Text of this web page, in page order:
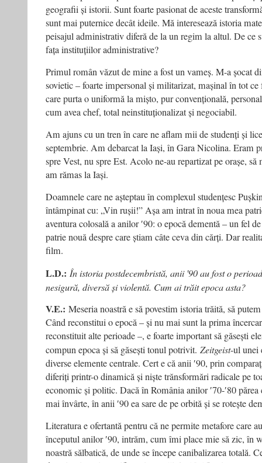
geografii și istorii. Sunt foarte pasionat de aceste
sunt mai puternice decât ideile. Mă interesează istoria
peisajul administrativ diferă de la un regim la altul. De ce
fața instituțiilor administrative?
Primul român văzut de mine a fost un vameș. M-a șocat
sovietic – foarte impersonal și militarizat, mașinal în tot
care purta o uniformă la mișto, pur convențională,
cum avea chef, total neinstituționalizat și negociabil.
Am ajuns cu un tren în care ne aflam mii de studenți și
septembrie. Am debarcat la Iași, în Gara Nicolina. Eram
spre Vest, nu spre Est. Acolo ne-au repartizat pe orașe,
am rămas la Iași.
Doamnele care ne așteptau în complexul studențesc
întâmpinat cu: „Vin rușii!” Așa am intrat în noua mea
aventura colosală a anilor ʹ90: o epocă dementă – un fel
patrie nouă despre care știam câte ceva din cărți. Dar
film.
L.D.: În istoria postdecembristă, anii ʹ90 au fost o
nesigură, diversă și violentă. Cum ai trăit epoca asta?
V.E.: Meseria noastră e să povestim istoria trăită, să
Când reconstitui o epocă – și nu mai sunt la prima
reconstituit alte perioade –, e foarte important să găsești
compun epoca și să găsești tonul potrivit. Zeitgeist-ul unei
diverse elemente centrale. Cert e că anii ʹ90, prin
diferiți printr-o dinamică și niște trănsformări radicale pe
economic și politic. Dacă în România anilor ʹ70-ʹ80 părea
mai învârte, în anii ʹ90 ea sare de pe orbită și se rotește
Literatura e ofertantă pentru că ne permite metafore care
începutul anilor ʹ90, intrăm, cum îmi place mie să zic, în
noastră sălbatică, de unde se începe canibalizarea totală.